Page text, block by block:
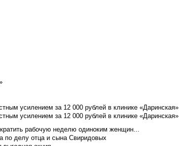
усилением за 12 000 рублей в клинике «Даринская»
усилением за 12 000 рублей в клинике «Даринская»
рабочую неделю одиноким женщин...
по делу отца и сына Свиридовых